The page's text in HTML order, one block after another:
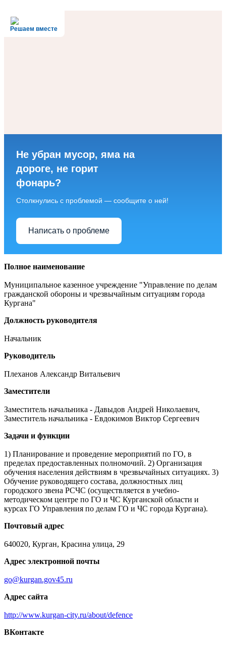
Решаем вместе
Не убран мусор, яма на
дороге, не горит
фонарь?
Столкнулись с проблемой — сообщите о ней!
Написать о проблеме
Полное наименование
Муниципальное казенное учреждение "Управление по делам
гражданской обороны и чрезвычайным ситуациям города
Кургана"
Должность руководителя
Начальник
Руководитель
Плеханов Александр Витальевич
Заместители
Заместитель начальника - Давыдов Андрей Николаевич,
Заместитель начальника - Евдокимов Виктор Сергеевич
Задачи и функции
1) Планирование и проведение мероприятий по ГО, в
пределах предоставленных полномочий. 2) Организация
обучения населения действиям в чрезвычайных ситуациях. 3)
Обучение руководящего состава, должностных лиц
городского звена РСЧС (осуществляется в учебно-
методическом центре по ГО и ЧС Курганской области и
курсах ГО Управления по делам ГО и ЧС города Кургана).
Почтовый адрес
640020, Курган, Красина улица, 29
Адрес электронной почты
go@kurgan.gov45.ru
Адрес сайта
http://www.kurgan-city.ru/about/defence
ВКонтакте